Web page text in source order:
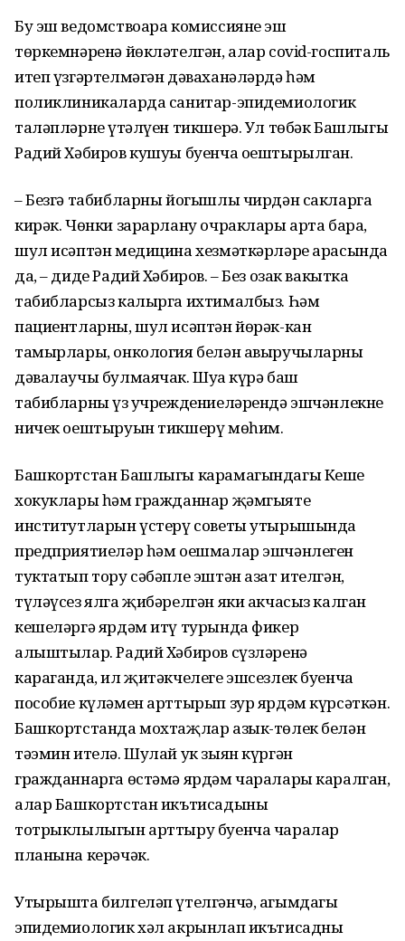
Бу эш ведомствоара комиссиянең эш
төркемнәренә йөкләтелгән, алар covid-госпиталь
итеп үзгәртелмәгән дәваханәләрдә һәм
поликлиникаларда санитар-эпидемиологик
таләпләрнең үтәлүен тикшерә. Ул төбәк Башлыгы
Радий Хәбиров кушуы буенча оештырылган.
– Безгә табибларны йогышлы чирдән сакларга
кирәк. Чөнки зарарлану очраклары арта бара,
шул исәптән медицина хезмәткәрләре арасында
да, – диде Радий Хәбиров. – Без озак вакытка
табибларсыз калырга ихтималбыз. Һәм
пациентларны, шул исәптән йөрәк-кан
тамырлары, онкология белән авыручыларны
дәвалаучы булмаячак. Шуңа күрә баш
табибларның үз учреждениеләрендә эшчәнлекне
ничек оештыруын тикшерү мөһим.
Башкортстан Башлыгы карамагындагы Кеше
хокуклары һәм гражданнар җәмгыяте
институтларын үстерү советы утырышында
предприятиеләр һәм оешмалар эшчәнлеген
туктатып тору сәбәпле эштән азат ителгән,
түләүсез ялга җибәрелгән яки акчасыз калган
кешеләргә ярдәм итү турында фикер
алыштылар. Радий Хәбиров сүзләренә
караганда, ил җитәкчелеге эшсезлек буенча
пособие күләмен арттырып зур ярдәм күрсәткән.
Башкортстанда мохтаҗлар азык-төлек белән
тәэмин ителә. Шулай ук зыян күргән
гражданнарга өстәмә ярдәм чаралары каралган,
алар Башкортстан икътисадының
тотрыклылыгын арттыру буенча чаралар
планына керәчәк.
Утырышта билгеләп үтелгәнчә, агымдагы
эпидемиологик хәл акрынлап икътисадны